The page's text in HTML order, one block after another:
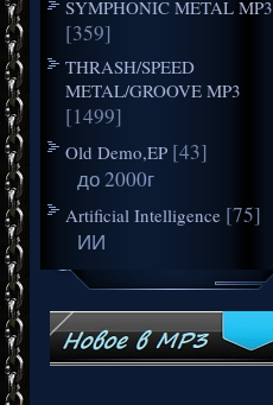
SYMPHONIC METAL MP3
[359]
THRASH/SPEED
METAL/GROOVE MP3
[1499]
Old Demo,EP [43]
до 2000г
Artificial Intelligence [75]
ИИ